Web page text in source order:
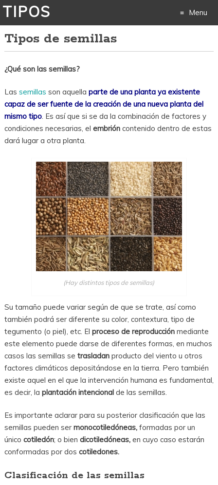
TIPOS Menu
Tipos de semillas
¿Qué son las semillas?
Las semillas son aquella parte de una planta ya existente
capaz de ser fuente de la creación de una nueva planta del
mismo tipo. Es así que si se da la combinación de factores y
condiciones necesarias, el embrióncontenido dentro de estas
dará lugar a otra planta.
(Hay distintos tipos de semillas)
Su tamaño puede variar según de que se trate, así como
también podrá ser diferente su color, contextura, tipo de
tegumento (o piel), etc. El proceso de reproducciónmediante
este elemento puede darse de diferentes formas, en muchos
casos las semillas se trasladanproducto del viento u otros
factores climáticos depositándose en la tierra. Pero también
existe aquel en el que la intervención humana es fundamental,
es decir, la plantación intencionalde las semillas.
Es importante aclarar para su posterior clasificación que las
semillas pueden ser monocotiledóneas,formadas por un
único cotiledón; o bien dicotiledóneas,en cuyo caso estarán
conformadas por dos cotiledones.
Clasificación de las semillas